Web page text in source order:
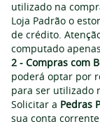
utilizado na
Loja Padrão o
de crédito.
computado
2 - Compras com
poderá optar por
para ser utilizado
Solicitar a Pedras
sua conta